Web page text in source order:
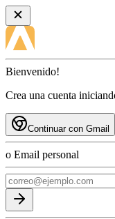
Bienvenido!
Crea una cuenta
Continuar con Gmail
o Email personal